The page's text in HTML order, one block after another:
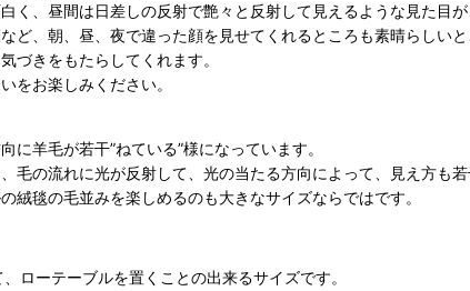
く、昼間は日差しの反射で艶々と反射して見えるような見た目
ど、朝、昼、夜で違った顔を見せてくれるところも素晴らしいと
づきをもたらしてくれます。
をお楽しみください。
に羊毛が若干”ねている”様になっています。
毛の流れに光が反射して、光の当たる方向によって、見え方も若
絨毯の毛並みを楽しめるのも大きなサイズならではです。
ローテーブルを置くことの出来るサイズです。